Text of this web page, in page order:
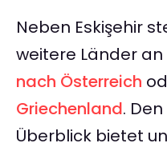
Neben Eskişehir
weitere Länder
nach Österreich
Griechenland.
Überblick bietet